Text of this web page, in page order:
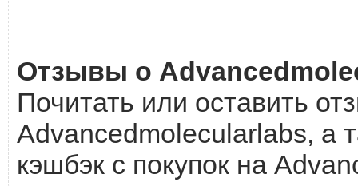
Отзывы о
Почитать или оставить
Advancedmolecularlabs, а
кэшбэк с покупок на